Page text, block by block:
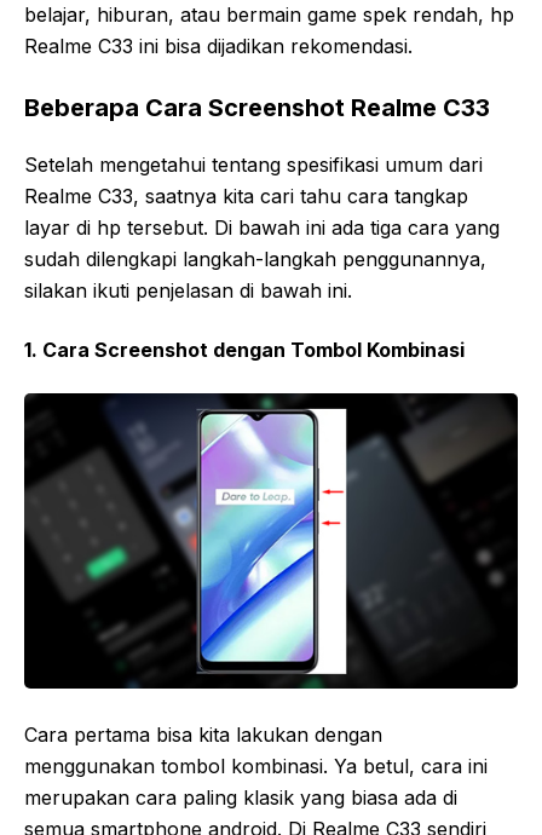
belajar, hiburan, atau bermain game spek rendah, hp
Realme C33 ini bisa dijadikan rekomendasi.
Beberapa Cara Screenshot Realme C33
Setelah mengetahui tentang spesifikasi umum dari
Realme C33, saatnya kita cari tahu cara tangkap
layar di hp tersebut. Di bawah ini ada tiga cara yang
sudah dilengkapi langkah-langkah penggunannya,
silakan ikuti penjelasan di bawah ini.
1. Cara Screenshot dengan Tombol Kombinasi
Cara pertama bisa kita lakukan dengan
menggunakan tombol kombinasi. Ya betul, cara ini
merupakan cara paling klasik yang biasa ada di
semua smartphone android. Di Realme C33 sendiri